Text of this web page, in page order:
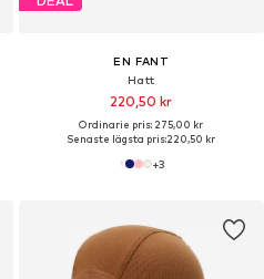
EN FANT
Hatt
220,50 kr
Ordinarie pris: 275,00 kr
Senaste lägsta pris:220,50 kr
+3